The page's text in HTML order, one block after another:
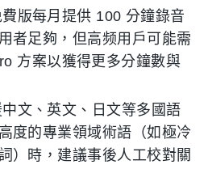
費版每月提供 100 分鐘錄音
者足夠，但高频用戶可能需
方案以獲得更多分鐘數與
文、英文、日文等多國語
度的專業領域術語（如極冷
）時，建議事後人工校對關